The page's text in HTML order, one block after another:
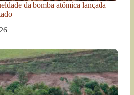
da bomba atômica lançada